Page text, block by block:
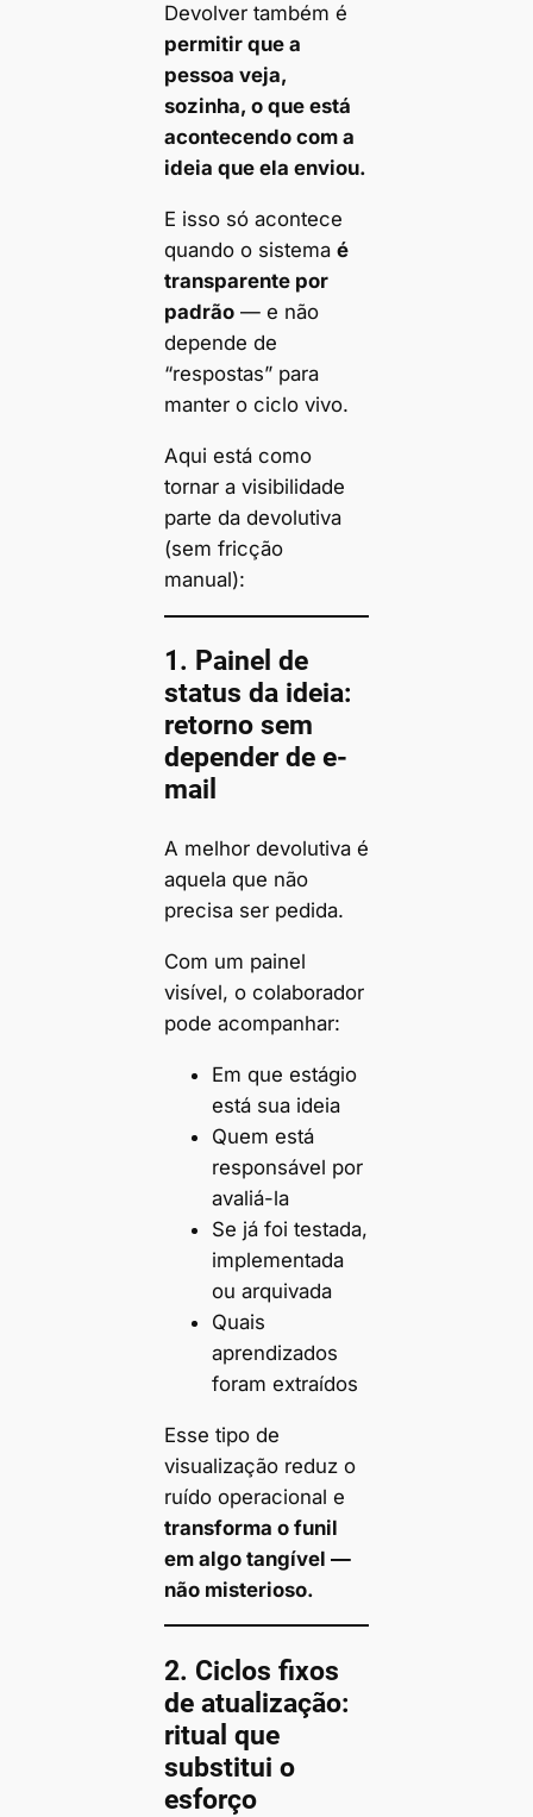
Devolver também é
permitir que a
pessoa veja,
sozinha, o que está
acontecendo com a
ideia que ela enviou.
E isso só acontece
quando o sistema é
transparente por
padrão— e não
depende de
“respostas” para
manter o ciclo vivo.
Aqui está como
tornar a visibilidade
parte da devolutiva
(sem fricção
manual):
1. Painel de
status da ideia:
retorno sem
depender de e-
mail
A melhor devolutiva é
aquela que não
precisa ser pedida.
Com um painel
visível, o colaborador
pode acompanhar:
Em que estágio
está sua ideia
Quem está
responsável por
avaliá-la
Se já foi testada,
implementada
ou arquivada
Quais
aprendizados
foram extraídos
Esse tipo de
visualização reduz o
ruído operacional e
transforma o funil
em algo tangível —
não misterioso.
2. Ciclos fixos
de atualização:
ritual que
substitui o
esforço